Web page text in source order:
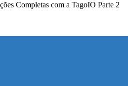
Completas com a TagoIO Parte 2